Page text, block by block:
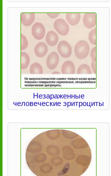
Незараженные
человеческие эритроциты